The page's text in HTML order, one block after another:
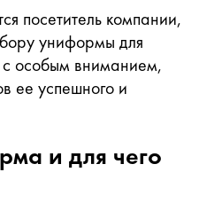
посетитель компании,
униформы для
с особым вниманием,
ее успешного и
и для чего